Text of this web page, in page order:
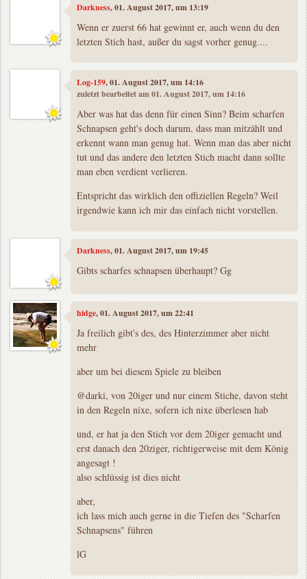
Darkness, 01. August 2017, um 13:19
Wenn er zuerst 66 hat gewinnt er, auch wenn du den
letzten Stich hast, außer du sagst vorher genug....
Log-159, 01. August 2017, um 14:16
zuletzt bearbeitet am 01. August 2017, um 14:16
Aber was hat das denn für einen Sinn? Beim scharfen
Schnapsen geht's doch darum, dass man mitzählt und
erkennt wann man genug hat. Wenn man das aber nicht
tut und das andere den letzten Stich macht dann sollte
man eben verdient verlieren.
Entspricht das wirklich den offiziellen Regeln? Weil
irgendwie kann ich mir das einfach nicht vorstellen.
Darkness, 01. August 2017, um 19:45
Gibts scharfes schnapsen überhaupt? Gg
hidge, 01. August 2017, um 22:41
Ja freilich gibt's des, des Hinterzimmer aber nicht
mehr
aber um bei diesem Spiele zu bleiben
@darki, von 20iger und nur einem Stiche, davon steht
in den Regeln nixe, sofern ich nixe überlesen hab
und, er hat ja den Stich vor dem 20iger gemacht und
erst danach den 20ziger, richtigerweise mit dem König
angesagt !
also schlüssig ist dies nicht
aber,
ich lass mich auch gerne in die Tiefen des "Scharfen
Schnapsens" führen
lG